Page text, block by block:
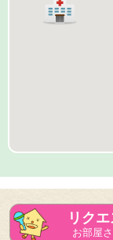
リクエ
お部屋